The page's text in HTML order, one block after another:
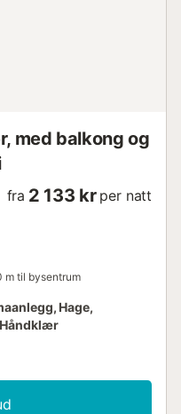
med balkong og
fra 2 133 kr per natt
m til bysentrum
Hage,